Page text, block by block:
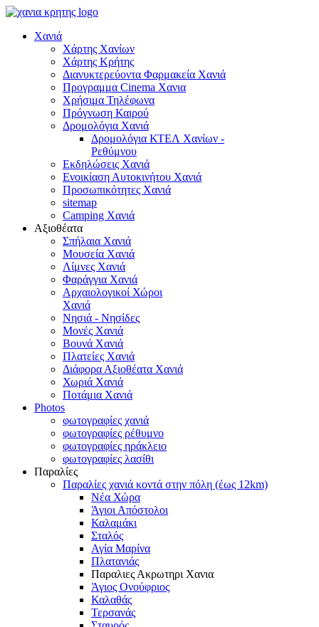
Χανιά
Χάρτης Χανίων
Χάρτης Κρήτης
Διανυκτερεύοντα Φαρμακεία Χανιά
Προγραμμα Cinema Χανια
Χρήσιμα Τηλέφωνα
Πρόγνωση Καιρού
Δρομολόγια Χανιά
Δρομολόγια ΚΤΕΛ Χανίων -
Ρεθύμνου
Εκδηλώσεις Χανιά
Ενοικίαση Αυτοκινήτου Χανιά
Προσωπικότητες Χανιά
sitemap
Camping Χανιά
Αξιοθέατα
Σπήλαια Χανιά
Μουσεία Χανιά
Λίμνες Χανιά
Φαράγγια Χανιά
Αρχαιολογικοί Χώροι
Χανιά
Νησιά - Νησίδες
Μονές Χανιά
Βουνά Χανιά
Πλατείες Χανιά
Διάφορα Αξιοθέατα Χανιά
Χωριά Χανιά
Ποτάμια Χανιά
Photos
φωτογραφίες χανιά
φωτογραφίες ρέθυμνο
φωτογραφίες ηράκλειο
φωτογραφίες λασίθι
Παραλίες
Παραλίες χανιά κοντά στην πόλη (έως 12km)
Νέα Χώρα
Άγιοι Απόστολοι
Καλαμάκι
Σταλός
Αγία Μαρίνα
Πλατανιάς
Παραλιες Ακρωτηρι Χανια
Άγιος Ονούφριος
Καλαθάς
Τερσανάς